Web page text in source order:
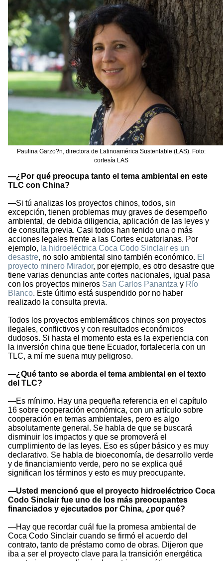
Paulina Garzo?n, directora de Latinoamérica Sustentable (LAS). Foto:
cortesía LAS
—¿Por qué preocupa tanto el tema ambiental en este
TLC con China?
—Si tú analizas los proyectos chinos, todos, sin
excepción, tienen problemas muy graves de desempeño
ambiental, de debida diligencia, aplicación de las leyes y
de consulta previa. Casi todos han tenido una o más
acciones legales frente a las Cortes ecuatorianas. Por
ejemplo, la hidroeléctrica Coca Codo Sinclair es un
desastre, no solo ambiental sino también económico. El
proyecto minero Mirador, por ejemplo, es otro desastre que
tiene varias denuncias ante cortes nacionales, igual pasa
con los proyectos mineros San Carlos Panantza y Río
Blanco. Este último está suspendido por no haber
realizado la consulta previa.
Todos los proyectos emblemáticos chinos son proyectos
ilegales, conflictivos y con resultados económicos
dudosos. Si hasta el momento esta es la experiencia con
la inversión china que tiene Ecuador, fortalecerla con un
TLC, a mí me suena muy peligroso.
—¿Qué tanto se aborda el tema ambiental en el texto
del TLC?
—Es mínimo. Hay una pequeña referencia en el capítulo
16 sobre cooperación económica, con un artículo sobre
cooperación en temas ambientales, pero es algo
absolutamente general. Se habla de que se buscará
disminuir los impactos y que se promoverá el
cumplimiento de las leyes. Eso es súper básico y es muy
declarativo. Se habla de bioeconomía, de desarrollo verde
y de financiamiento verde, pero no se explica qué
significan los términos y esto es muy preocupante.
—Usted mencionó que el proyecto hidroeléctrico Coca
Codo Sinclair fue uno de los más preocupantes
financiados y ejecutados por China, ¿por qué?
—Hay que recordar cuál fue la promesa ambiental de
Coca Codo Sinclair cuando se firmó el acuerdo del
contrato, tanto de préstamo como de obras. Dijeron que
iba a ser el proyecto clave para la transición energética